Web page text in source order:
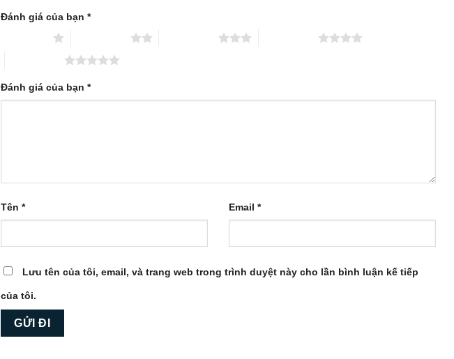
Đánh giá của bạn *
Đánh giá của bạn *
Tên * Email*
Lưu tên của tôi, email, và trang web trong trình duyệt này cho lần bình luận kế tiếp
của tôi.